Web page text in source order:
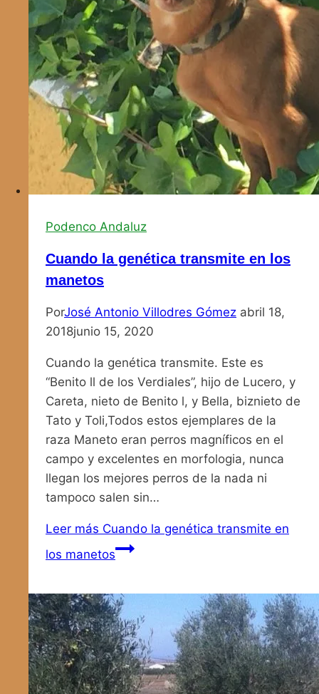
Podenco Andaluz
Cuando la genética transmite en los
manetos
PorJosé Antonio Villodres Gómez abril 18,
2018junio 15, 2020
Cuando la genética transmite. Este es
“Benito ll de los Verdiales”, hijo de Lucero, y
Careta, nieto de Benito l, y Bella, biznieto de
Tato y Toli,Todos estos ejemplares de la
raza Maneto eran perros magníficos en el
campo y excelentes en morfologia, nunca
llegan los mejores perros de la nada ni
tampoco salen sin…
Leer más Cuando la genética transmite en
los manetos